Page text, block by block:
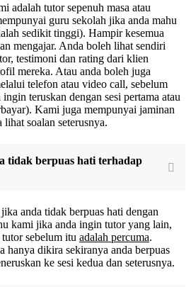
adalah tutor sepenuh masa atau
guru sekolah jika anda mahu
sedikit tinggi). Hampir kesemua
mengajar. Anda boleh lihat sendiri
testimoni dan rating dari klien
mereka. Atau anda boleh juga
telefon atau video call, sebelum
teruskan dengan sesi pertama atau
Kami juga mempunyai jaminan
soalan seterusnya.
tidak berpuas hati terhadap
anda tidak berpuas hati dengan
kami jika anda ingin tutor yang lain,
sebelum itu adalah percuma.
hanya dikira sekiranya anda berpuas
ke sesi kedua dan seterusnya.